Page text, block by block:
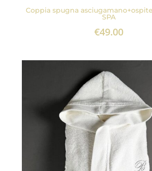
Coppia spugna
SPA
€49.00